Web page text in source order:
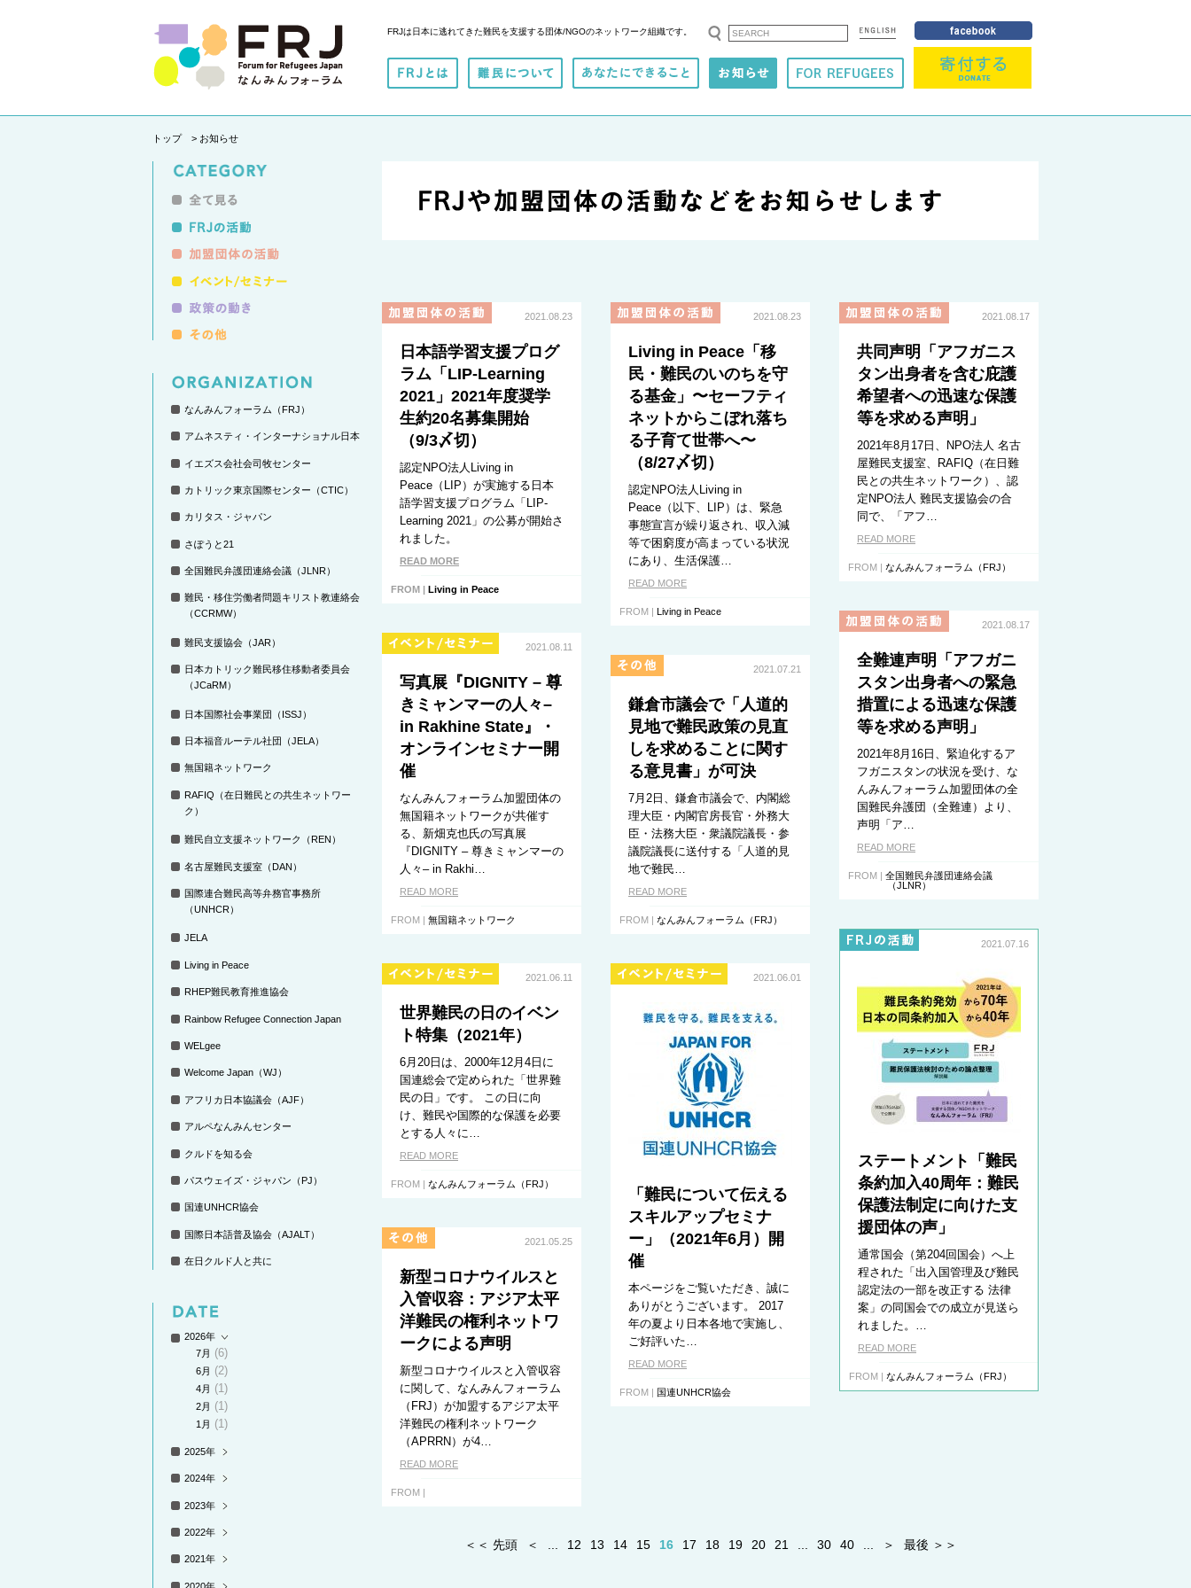
FRJは日本に逃れてきた難民を支援する 団体/NGOのネットワーク組織です。
トップ> お知らせ
2021.08.23
日本語学習支援プログ
ラム「LIP-Learning
2021」2021年度奨学
生約20名募集開始
（9/3〆切）
認定NPO法人Living in
Peace（LIP）が実施する日本
語学習支援プログラム「LIP-
Learning 2021」の公募が開始さ
れました。
READ MORE
FROM | Living in Peace
2021.08.23
Living in Peace「移
民・難民のいのちを守
る基金」〜セーフティ
ネットからこぼれ落ち
る子育て世帯へ〜
（8/27〆切）
認定NPO法人Living in
Peace（以下、LIP）は、緊急
事態宣言が繰り返され、収入減
等で困窮度が高まっている状況
にあり、生活保護…
READ MORE
FROM | Living in Peace
2021.08.17
共同声明「アフガニス
タン出身者を含む庇護
希望者への迅速な保護
等を求める声明」
2021年8月17日、NPO法人 名古
屋難民支援室、RAFIQ（在日難
民との共生ネットワーク）、認
定NPO法人 難民支援協会の合
同で、「アフ…
READ MORE
FROM | なんみんフォーラム（FRJ）
2021.08.17
全難連声明「アフガニ
スタン出身者への緊急
措置による迅速な保護
等を求める声明」
2021年8月16日、緊迫化するア
フガニスタンの状況を受け、な
んみんフォーラム加盟団体の全
国難民弁護団（全難連）より、
声明「ア…
READ MORE
FROM | 全国難民弁護団連絡会議
（JLNR）
2021.08.11
写真展『DIGNITY – 尊
きミャンマーの⼈々–
in Rakhine State』・
オンラインセミナー開
催
なんみんフォーラム加盟団体の
無国籍ネットワークが共催す
る、新畑克也氏の写真展
『DIGNITY – 尊きミャンマーの
⼈々– in Rakhi…
READ MORE
FROM | 無国籍ネットワーク
2021.07.21
鎌倉市議会で「人道的
見地で難民政策の見直
しを求めることに関す
る意見書」が可決
7月2日、鎌倉市議会で、内閣総
理大臣・内閣官房長官・外務大
臣・法務大臣・衆議院議長・参
議院議長に送付する「人道的見
地で難民…
READ MORE
FROM | なんみんフォーラム（FRJ）
2021.07.16
ステートメント「難民
条約加入40周年：難民
保護法制定に向けた支
援団体の声」
通常国会（第204回国会）へ上
程された「出入国管理及び難民
認定法の一部を改正する 法律
案」の同国会での成立が見送ら
れました。…
READ MORE
FROM | なんみんフォーラム（FRJ）
2021.06.11
世界難民の日のイベン
ト特集（2021年）
6月20日は、2000年12月4日に
国連総会で定められた「世界難
民の日」です。 この日に向
け、難民や国際的な保護を必要
とする人々に…
READ MORE
FROM | なんみんフォーラム（FRJ）
2021.06.01
「難民について伝える
スキルアップセミナ
ー」（2021年6月）開
催
本ページをご覧いただき、誠に
ありがとうございます。 2017
年の夏より日本各地で実施し、
ご好評いた…
READ MORE
FROM | 国連UNHCR協会
2021.05.25
新型コロナウイルスと
入管収容：アジア太平
洋難民の権利ネットワ
ークによる声明
新型コロナウイルスと入管収容
に関して、なんみんフォーラム
（FRJ）が加盟するアジア太平
洋難民の権利ネットワーク
（APRRN）が4…
READ MORE
FROM |
＜＜ 先頭 ＜ ... 12 13 14 15 16 17 18 19 20 21 ... 30 40 ... ＞ 最後 ＞＞
なんみんフォーラム（FRJ）
アムネスティ・インターナショナル日本
イエズス会社会司牧センター
カトリック東京国際センター（CTIC）
カリタス・ジャパン
さぽうと21
全国難民弁護団連絡会議（JLNR）
難民・移住労働者問題キリスト教連絡会
（CCRMW）
難民支援協会（JAR）
日本カトリック難民移住移動者委員会
（JCaRM）
日本国際社会事業団（ISSJ）
日本福音ルーテル社団（JELA）
無国籍ネットワーク
RAFIQ（在日難民との共生ネットワー
ク）
難民自立支援ネットワーク（REN）
名古屋難民支援室（DAN）
国際連合難民高等弁務官事務所
（UNHCR）
JELA
Living in Peace
RHEP難民教育推進協会
Rainbow Refugee Connection Japan
WELgee
Welcome Japan（WJ）
アフリカ日本協議会（AJF）
アルペなんみんセンター
クルドを知る会
パスウェイズ・ジャパン（PJ）
国連UNHCR協会
国際日本語普及協会（AJALT）
在日クルド人と共に
2026年
7月
(6)
6月 (2)
4月 (1)
2月 (1)
1月 (1)
2025年
2024年
2023年
2022年
2021年